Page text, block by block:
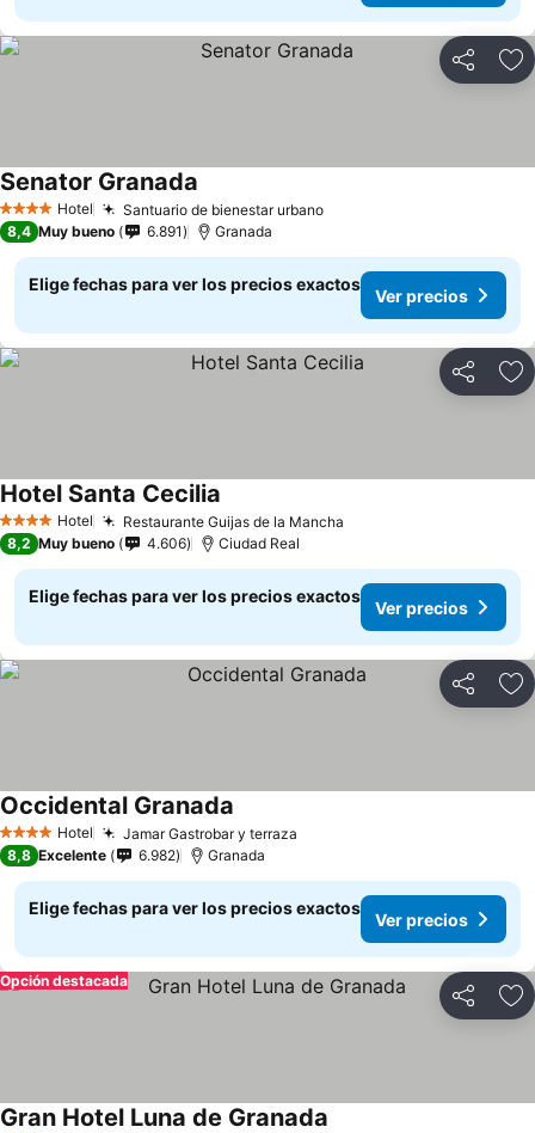
Compartir
4 EstrellasHotel Santuario de bienestar urbano
Senator Granada
8,4 Muy bueno 6.891 Granada
Elige fechas para ver los precios exactos
Ver precios
Compartir
4 EstrellasHotel Restaurante Guijas de la Mancha
Hotel Santa Cecilia
8,2 Muy bueno 4.606 Ciudad Real
Elige fechas para ver los precios exactos
Ver precios
Compartir
4 EstrellasHotel Jamar Gastrobar y terraza
Occidental Granada
8,8 Excelente 6.982 Granada
Elige fechas para ver los precios exactos
Ver precios
Compartir
Opción destacada
Gran Hotel Luna de Granada